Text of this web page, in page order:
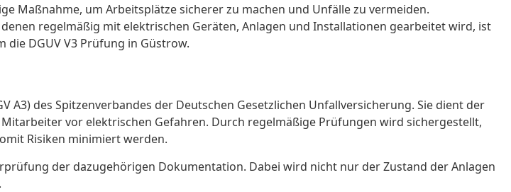
Maßnahme, um Arbeitsplätze sicherer zu machen und Unfälle zu vermeiden.
regelmäßig mit elektrischen Geräten, Anlagen und Installationen gearbeitet wird, ist
DGUV V3 Prüfung in Güstrow.
A3) des Spitzenverbandes der Deutschen Gesetzlichen Unfallversicherung. Sie dient der
vor elektrischen Gefahren. Durch regelmäßige Prüfungen wird sichergestellt,
Risiken minimiert werden.
der dazugehörigen Dokumentation. Dabei wird nicht nur der Zustand der Anlagen